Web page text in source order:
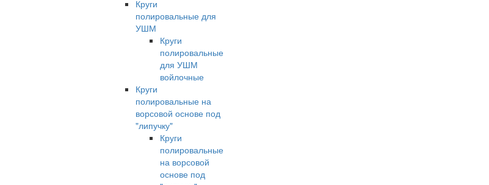
Круги
полировальные для
УШМ
Круги
полировальные
для УШМ
войлочные
Круги
полировальные на
ворсовой основе под
"липучку"
Круги
полировальные
на ворсовой
основе под